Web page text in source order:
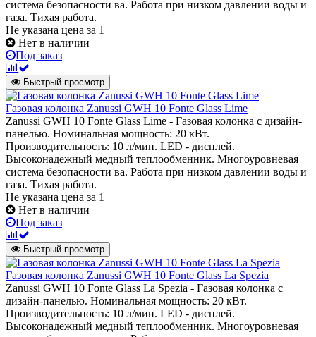
система безопасности ва. Работа при низком давлении воды и
газа. Тихая работа.
Не указана цена за 1
Нет в наличии
Под заказ
Быстрый просмотр
Газовая колонка Zanussi GWH 10 Fonte Glass Lime
Zanussi GWH 10 Fonte Glass Lime - Газовая колонка c дизайн-
панелью. Номинальная мощность: 20 кВт.
Производительность: 10 л/мин. LED - дисплей.
Высоконадежный медный теплообменник. Многоуровневая
система безопасности ва. Работа при низком давлении воды и
газа. Тихая работа.
Не указана цена за 1
Нет в наличии
Под заказ
Быстрый просмотр
Газовая колонка Zanussi GWH 10 Fonte Glass La Spezia
Zanussi GWH 10 Fonte Glass La Spezia - Газовая колонка c
дизайн-панелью. Номинальная мощность: 20 кВт.
Производительность: 10 л/мин. LED - дисплей.
Высоконадежный медный теплообменник. Многоуровневая